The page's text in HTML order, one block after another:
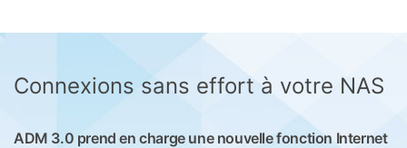
Connexions sans effort à votre NAS
ADM 3.0 prend en charge une nouvelle fonction Internet